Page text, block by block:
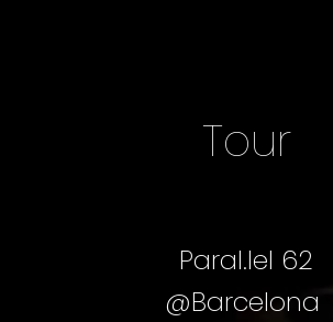
Tour
Paral.lel 62
@Barcelona